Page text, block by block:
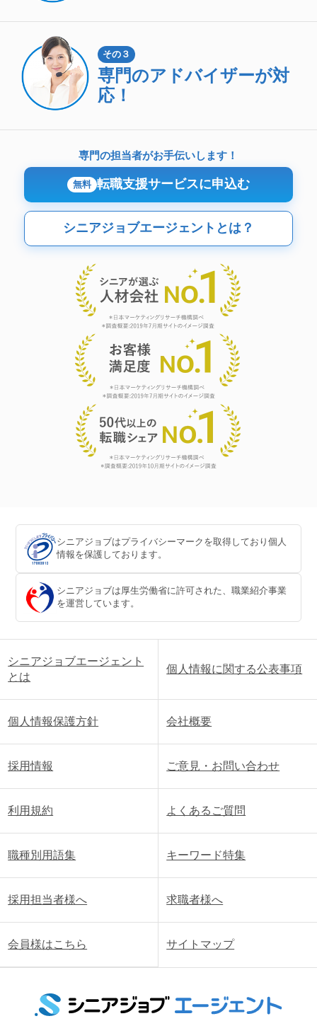
その３
専門のアドバイザーが対
応！
専門の担当者がお手伝いします！
無料 転職支援サービスに申込む
シニアジョブエージェントとは？
シニアジョブはプライバシーマークを取得しており個人
情報を保護しております。
シニアジョブは厚生労働省に許可された、職業紹介事業
を運営しています。
シニアジョブエージェント
とは
個人情報に関する公表事項
個人情報保護方針 会社概要
採用情報 ご意見・お問い合わせ
利用規約 よくあるご質問
職種別用語集 キーワード特集
採用担当者様へ 求職者様へ
会員様はこちら サイトマップ